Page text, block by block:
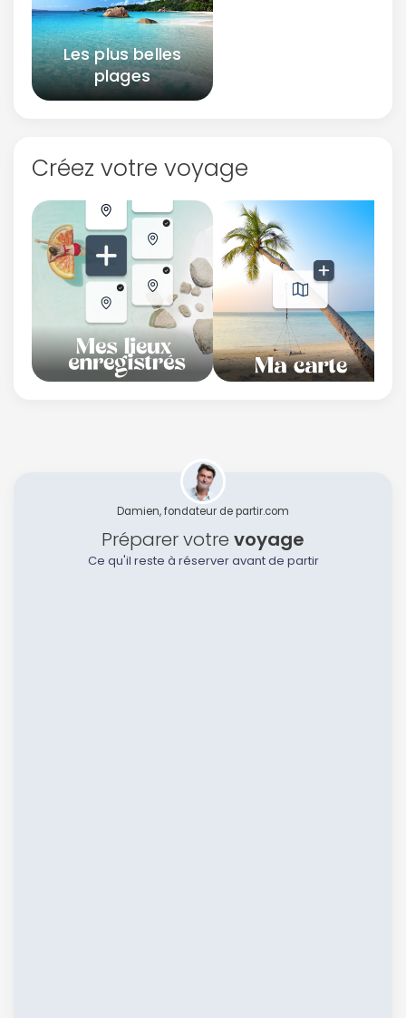
Les plus belles
plages
Créez votre voyage
Damien, fondateur de partir.com
Préparer votre voyage
Ce qu'il reste à réserver avant de partir